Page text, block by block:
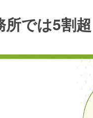
所では5割超